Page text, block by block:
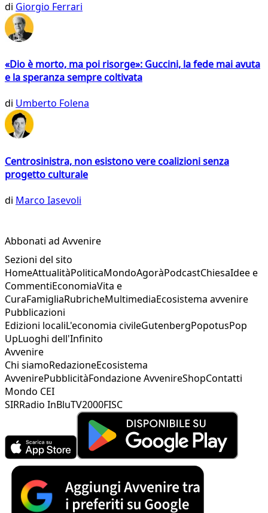
di Giorgio Ferrari
«Dio è morto, ma poi risorge»: Guccini, la fede mai avuta
e la speranza sempre coltivata
di Umberto Folena
Centrosinistra, non esistono vere coalizioni senza
progetto culturale
di Marco Iasevoli
Abbonati ad Avvenire
Sezioni del sito
HomeAttualitàPoliticaMondoAgoràPodcastChiesaIdee e
CommentiEconomiaVita e
CuraFamigliaRubricheMultimediaEcosistema avvenire
Pubblicazioni
Edizioni localiL'economia civileGutenbergPopotusPop
UpLuoghi dell'Infinito
Avvenire
Chi siamoRedazioneEcosistema
AvvenirePubblicitàFondazione AvvenireShopContatti
Mondo CEI
SIRRadio InBluTV2000FISC